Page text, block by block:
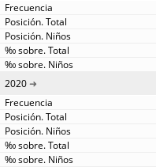
2020